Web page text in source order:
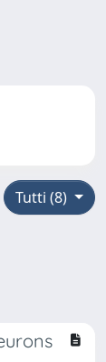
Tutti (8)